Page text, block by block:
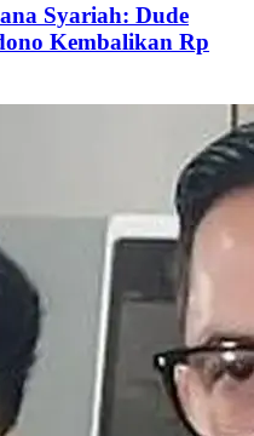
Syariah: Dude
Kembalikan Rp